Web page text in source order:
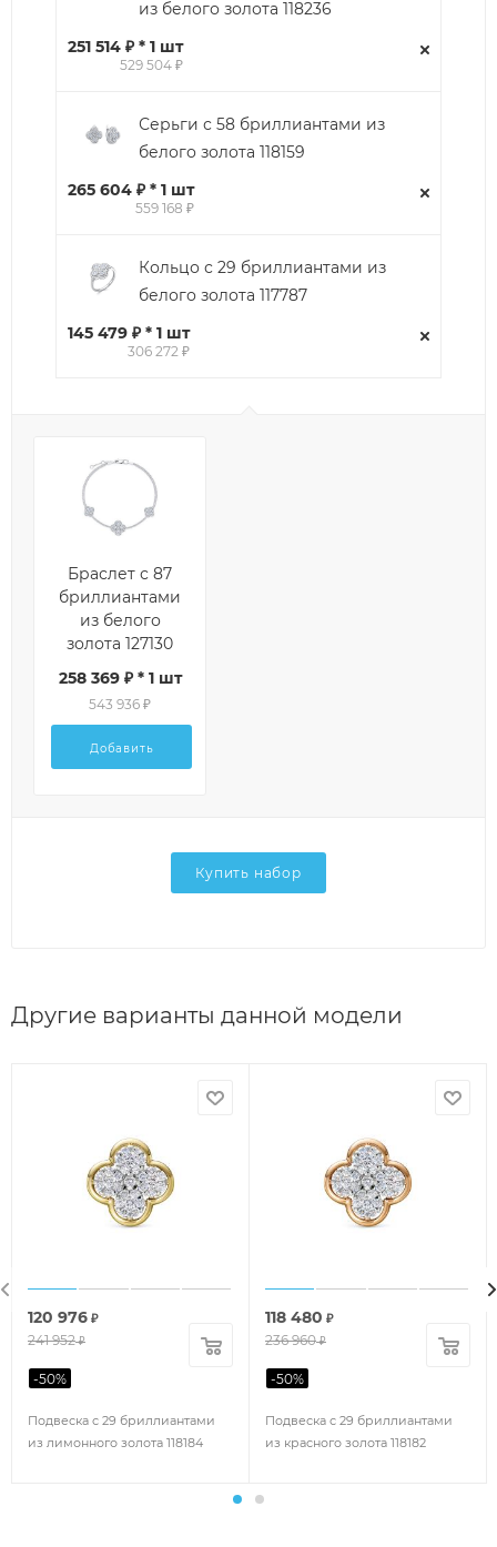
из белого золота 118236
251 514 ₽ * 1 шт
529 504 ₽
Серьги с 58 бриллиантами из
белого золота 118159
265 604 ₽ * 1 шт
559 168 ₽
Кольцо с 29 бриллиантами из
белого золота 117787
145 479 ₽ * 1 шт
306 272 ₽
Браслет с 87
бриллиантами
из белого
золота 127130
258 369 ₽ * 1 шт
543 936 ₽
Добавить
Купить набор
Другие варианты данной модели
Подвеска с 29 бриллиантами
из лимонного золота 118184
120 976 ₽
241 952₽
-50%
Подвеска с 29 бриллиантами
из красного золота 118182
118 480 ₽
236 960₽
-50%